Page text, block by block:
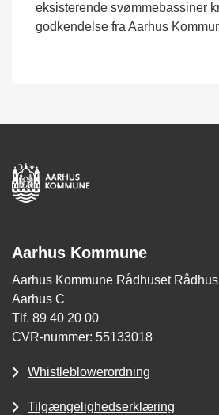
eksisterende svømmebassiner
godkendelse fra Aarhus
Aarhus Kommune
Aarhus Kommune Rådhuset
Aarhus C
Tlf. 89 40 20 00
CVR-nummer: 55133018
Whistleblowerordning
Tilgængelighedserklæring